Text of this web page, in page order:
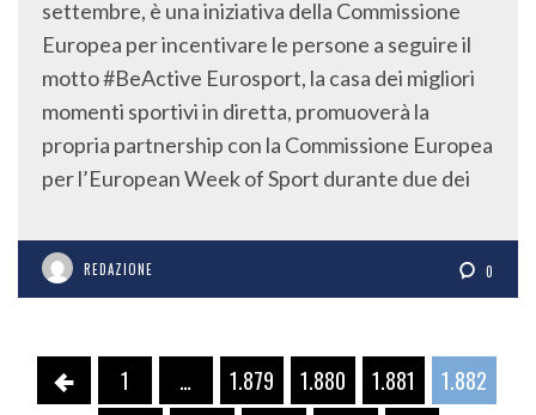
settembre, è una iniziativa della Commissione
Europea per incentivare le persone a seguire il
motto #BeActive Eurosport, la casa dei migliori
momenti sportivi in diretta, promuoverà la
propria partnership con la Commissione Europea
per l’European Week of Sport durante due dei
REDAZIONE 0
1 … 1.879 1.880 1.881
1.882